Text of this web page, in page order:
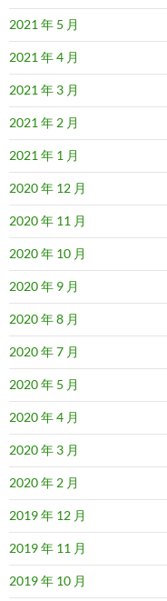
2021 年 5 月
2021 年 4 月
2021 年 3 月
2021 年 2 月
2021 年 1 月
2020 年 12 月
2020 年 11 月
2020 年 10 月
2020 年 9 月
2020 年 8 月
2020 年 7 月
2020 年 5 月
2020 年 4 月
2020 年 3 月
2020 年 2 月
2019 年 12 月
2019 年 11 月
2019 年 10 月